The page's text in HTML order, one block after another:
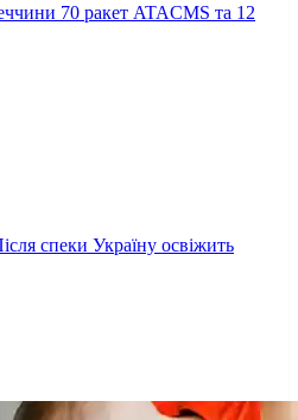
70 ракет ATACMS та 12
спеки Україну освіжить